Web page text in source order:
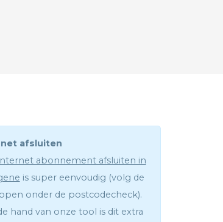
afsluiten
abonnement afsluiten in
is super eenvoudig (volg de
onder de postcodecheck).
hand van onze tool is dit extra